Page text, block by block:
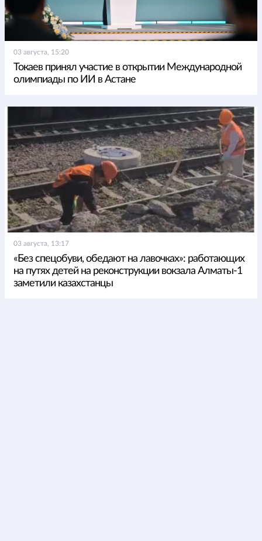
03 августа, 15:20
Токаев принял участие в открытии Международной
олимпиады по ИИ в Астане
03 августа, 13:17
«Без спецобуви, обедают на лавочках»: работающих
на путях детей на реконструкции вокзала Алматы-1
заметили казахстанцы